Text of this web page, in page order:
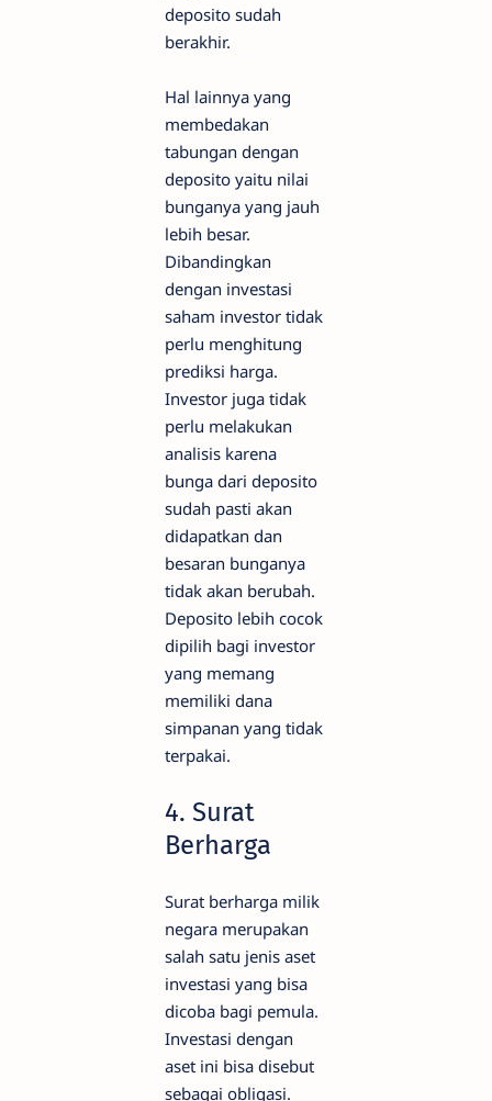
deposito sudah
berakhir.
Hal lainnya yang
membedakan
tabungan dengan
deposito yaitu nilai
bunganya yang jauh
lebih besar.
Dibandingkan
dengan investasi
saham investor tidak
perlu menghitung
prediksi harga.
Investor juga tidak
perlu melakukan
analisis karena
bunga dari deposito
sudah pasti akan
didapatkan dan
besaran bunganya
tidak akan berubah.
Deposito lebih cocok
dipilih bagi investor
yang memang
memiliki dana
simpanan yang tidak
terpakai.
4. Surat
Berharga
Surat berharga milik
negara merupakan
salah satu jenis aset
investasi yang bisa
dicoba bagi pemula.
Investasi dengan
aset ini bisa disebut
sebagai obligasi.